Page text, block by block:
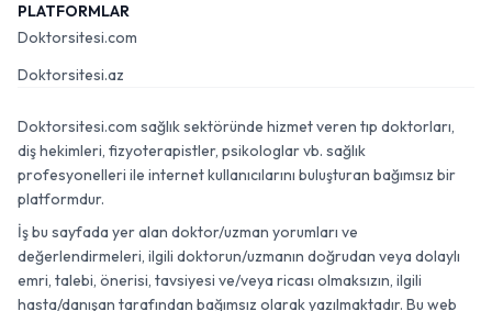
PLATFORMLAR
Doktorsitesi.com
Doktorsitesi.az
Doktorsitesi.com sağlık sektöründe hizmet veren tıp doktorları,
diş hekimleri, fizyoterapistler, psikologlar vb. sağlık
profesyonelleri ile internet kullanıcılarını buluşturan bağımsız bir
platformdur.
İş bu sayfada yer alan doktor/uzman yorumları ve
değerlendirmeleri, ilgili doktorun/uzmanın doğrudan veya dolaylı
emri, talebi, önerisi, tavsiyesi ve/veya ricası olmaksızın, ilgili
hasta/danışan tarafından bağımsız olarak yazılmaktadır. Bu web